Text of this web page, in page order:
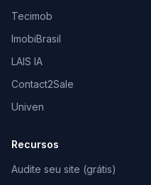
Tecimob
ImobiBrasil
LAIS IA
Contact2Sale
Univen
Recursos
Audite seu site (grátis)